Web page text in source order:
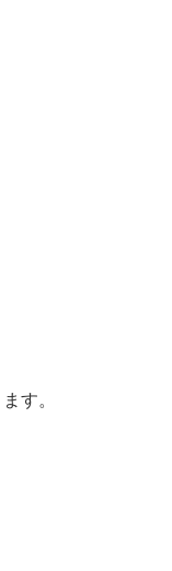
す。